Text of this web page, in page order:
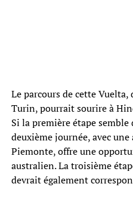
Le parcours de cette
Turin, pourrait sourire à
Si la première étape
deuxième journée, avec
Piemonte, offre une
australien. La troisième
devrait également